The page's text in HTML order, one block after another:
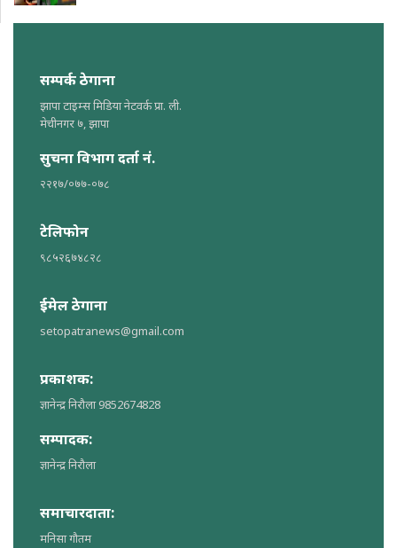
सम्पर्क ठेगाना
झापा टाइम्स मिडिया नेटवर्क प्रा. ली.
मेचीनगर ७, झापा
सुचना विभाग दर्ता नं.
२२१७/०७७-०७८
टेलिफोन
९८५२६७४८२८
ईमेल ठेगाना
setopatranews@gmail.com
प्रकाशक:
ज्ञानेन्द्र निरौला 9852674828
सम्पादक:
ज्ञानेन्द्र निरौला
समाचारदाता:
मनिसा गौतम